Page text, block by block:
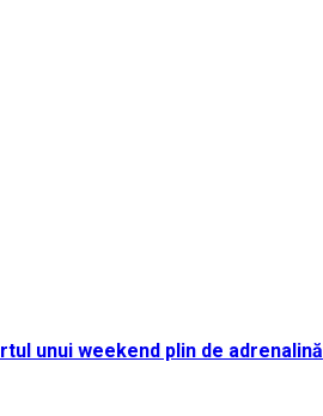
unui weekend plin de adrenalină